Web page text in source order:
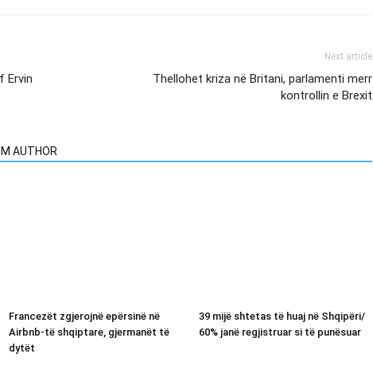
Ervin
Next article
Thellohet kriza në Britani, parlamenti merr
kontrollin e Brexit
AUTHOR
Francezët zgjerojnë epërsinë në
Airbnb-të shqiptare, gjermanët të
dytët
39 mijë shtetas të huaj në Shqipëri/
60% janë regjistruar si të punësuar